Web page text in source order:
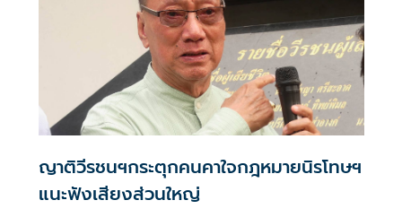
ญาติวีรชนฯกระตุกคนคาใจกฎหมายนิรโทษฯ
แนะฟังเสียงส่วนใหญ่